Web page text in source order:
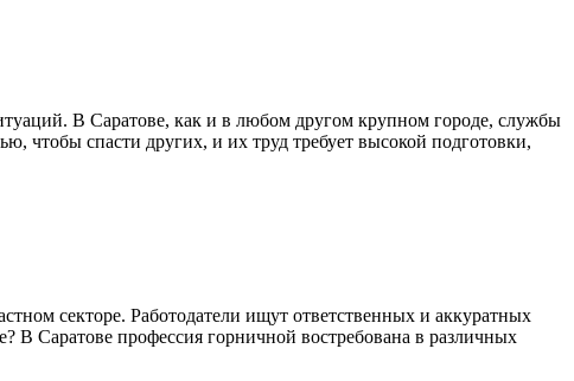
В Саратове, как и в любом другом крупном городе, службы
чтобы спасти других, и их труд требует высокой подготовки,
секторе. Работодатели ищут ответственных и аккуратных
В Саратове профессия горничной востребована в различных